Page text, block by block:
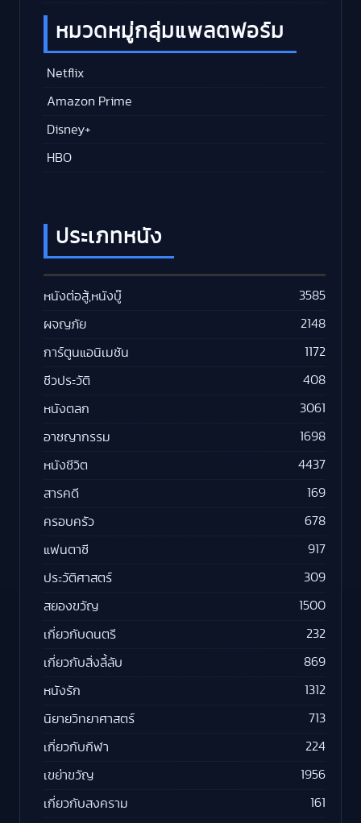
หมวดหมู่กลุ่มแพลตฟอร์ม
Netflix
Amazon Prime
Disney+
HBO
ประเภทหนัง
หนังต่อสู้,หนังบู๊ 3585
ผจญภัย 2148
การ์ตูนแอนิเมชัน 1172
ชีวประวัติ 408
หนังตลก 3061
อาชญากรรม 1698
หนังชีวิต 4437
สารคดี 169
ครอบครัว 678
แฟนตาซี 917
ประวัติศาสตร์ 309
สยองขวัญ 1500
เกี่ยวกับดนตรี 232
เกี่ยวกับสิ่งลี้ลับ 869
หนังรัก 1312
นิยายวิทยาศาสตร์ 713
เกี่ยวกับกีฬา 224
เขย่าขวัญ 1956
เกี่ยวกับสงคราม 161